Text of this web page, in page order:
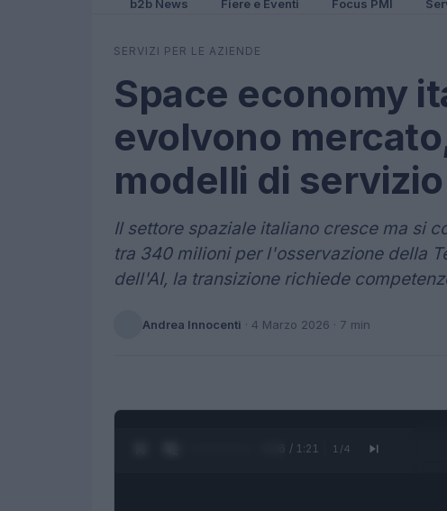
b2b News Fiere e Eventi Focus PMI
SERVIZI PER LE AZIENDE
Space economy
evolvono
modelli di servizio
Il settore spaziale italiano cresce ma si
tra 340 milioni per l'osservazione della
dell'AI, la transizione richiede
Andrea Innocenti · 4 Marzo 2026 · 7 min
0:27 / 1:21 1 /4